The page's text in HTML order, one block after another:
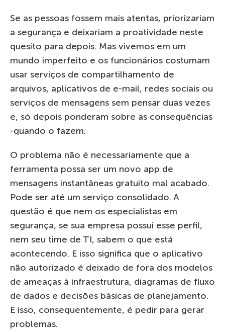
Se as pessoas fossem mais atentas, priorizariam
a segurança e deixariam a proatividade neste
quesito para depois. Mas vivemos em um
mundo imperfeito e os funcionários costumam
usar serviços de compartilhamento de
arquivos, aplicativos de e-mail, redes sociais ou
serviços de mensagens sem pensar duas vezes
e, só depois ponderam sobre as consequências
-quando o fazem.
O problema não é necessariamente que a
ferramenta possa ser um novo app de
mensagens instantâneas gratuito mal acabado.
Pode ser até um serviço consolidado. A
questão é que nem os especialistas em
segurança, se sua empresa possui esse perfil,
nem seu time de TI, sabem o que está
acontecendo. E isso significa que o aplicativo
não autorizado é deixado de fora dos modelos
de ameaças à infraestrutura, diagramas de fluxo
de dados e decisões básicas de planejamento.
E isso, consequentemente, é pedir para gerar
problemas.